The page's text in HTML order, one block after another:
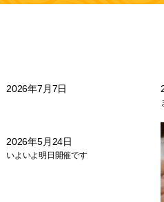
2026年7月7日
2026年5月24日
いよいよ明日開催です